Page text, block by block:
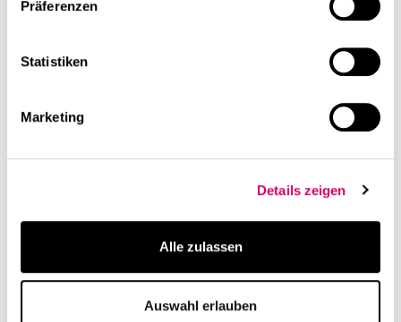
Präferenzen
Statistiken
Marketing
Details zeigen
Alle zulassen
Auswahl erlauben